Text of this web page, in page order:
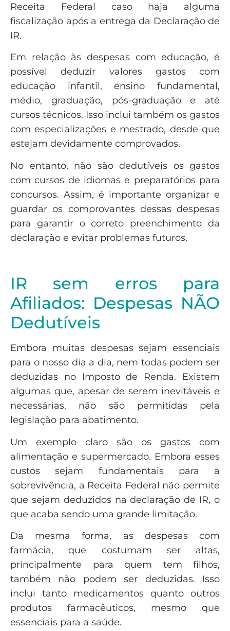
Receita Federal caso haja alguma
fiscalização após a entrega da Declaração de
IR.
Em relação às despesas com educação, é
possível deduzir valores gastos com
educação infantil, ensino fundamental,
médio, graduação, pós-graduação e até
cursos técnicos. Isso inclui também os gastos
com especializações e mestrado, desde que
estejam devidamente comprovados.
No entanto, não são dedutíveis os gastos
com cursos de idiomas e preparatórios para
concursos. Assim, é importante organizar e
guardar os comprovantes dessas despesas
para garantir o correto preenchimento da
declaração e evitar problemas futuros.
IR sem erros para
Afiliados: Despesas NÃO
Dedutíveis
Embora muitas despesas sejam essenciais
para o nosso dia a dia, nem todas podem ser
deduzidas no Imposto de Renda. Existem
algumas que, apesar de serem inevitáveis e
necessárias, não são permitidas pela
legislação para abatimento.
Um exemplo claro são os gastos com
alimentação e supermercado. Embora esses
custos sejam fundamentais para a
sobrevivência, a Receita Federal não permite
que sejam deduzidos na declaração de IR, o
que acaba sendo uma grande limitação.
Da mesma forma, as despesas com
farmácia, que costumam ser altas,
principalmente para quem tem filhos,
também não podem ser deduzidas. Isso
inclui tanto medicamentos quanto outros
produtos farmacêuticos, mesmo que
essenciais para a saúde.